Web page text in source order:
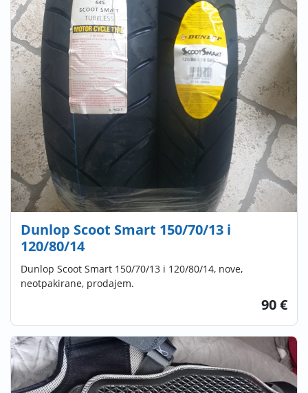
Dunlop Scoot Smart 150/70/13 i
120/80/14
Dunlop Scoot Smart 150/70/13 i 120/80/14, nove,
neotpakirane, prodajem.
90 €